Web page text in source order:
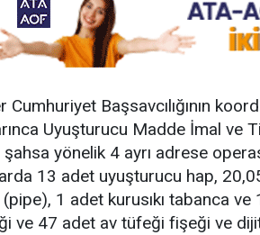
Cumhuriyet Başsavcılığının
Uyuşturucu Madde İmal ve
yönelik 4 ayrı adrese
13 adet uyuşturucu hap,
(pipe), 1 adet kurusıkı tabanca
ve 47 adet av tüfeği fişeği ve